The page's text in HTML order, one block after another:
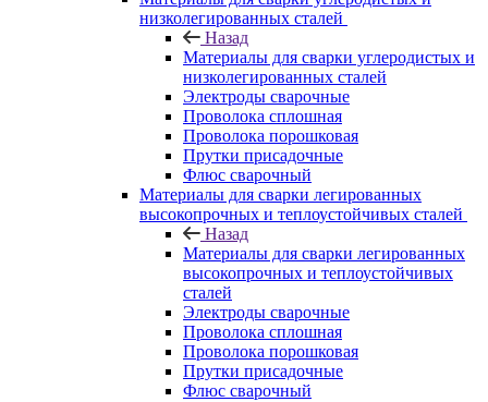
низколегированных сталей
Назад
Материалы для сварки углеродистых и
низколегированных сталей
Электроды сварочные
Проволока сплошная
Проволока порошковая
Прутки присадочные
Флюс сварочный
Материалы для сварки легированных
высокопрочных и теплоустойчивых сталей
Назад
Материалы для сварки легированных
высокопрочных и теплоустойчивых
сталей
Электроды сварочные
Проволока сплошная
Проволока порошковая
Прутки присадочные
Флюс сварочный